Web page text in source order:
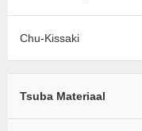
Chu-Kissaki
Tsuba Materiaal